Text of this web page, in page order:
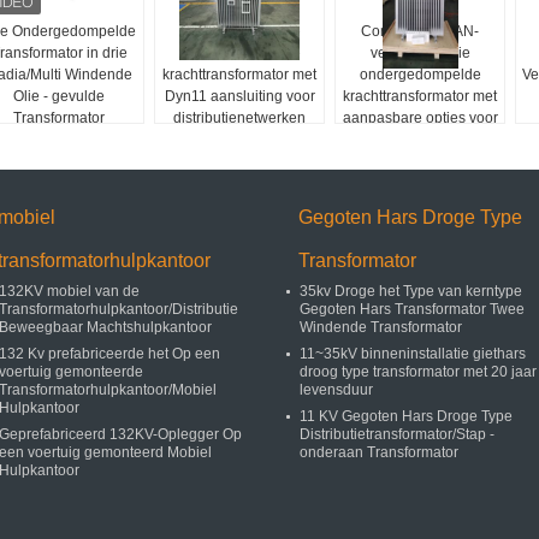
Ondergedompelde
in drie
Multi Windende
Olie - gevulde
Transformator
200 kVA 33 kV olie
ondergedompelde
krachttransformator met
Dyn11 aansluiting voor
distributienetwerken
Compacte ONAN-
verkoelingsolie
ondergedompelde
krachttransformator met
aanpasbare opties voor
132KV mobiel van de
Transformatorhulpkantoor/Distributie
Beweegbaar Machtshulpkantoor
132 Kv prefabriceerde het Op een
voertuig gemonteerde
Transformatorhulpkantoor/Mobiel
Hulpkantoor
Geprefabriceerd 132KV-Oplegger Op
een voertuig gemonteerd Mobiel
Hulpkantoor
Gegoten Hars Droge Type
Transformator
35kv Droge het Type van kerntype
Gegoten Hars Transformator Twee
Windende Transformator
11~35kV binneninstallatie giethars
droog type transformator met 20 jaar
levensduur
11 KV Gegoten Hars Droge Type
Distributietransformator/Stap -
onderaan Transformator